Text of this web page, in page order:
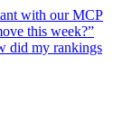
with our MCP
this week?”
did my rankings